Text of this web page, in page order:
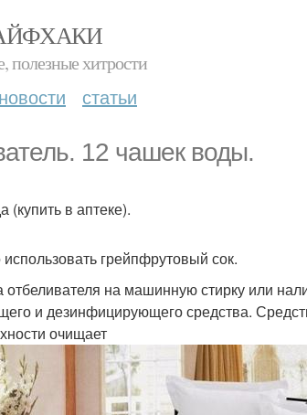
полезные хитрости
новости статьи
12 чашек воды.
(купить в аптеке).
грейпфрутовый сок.
на машинную стирку или
и дезинфицирующего средства.
очищает